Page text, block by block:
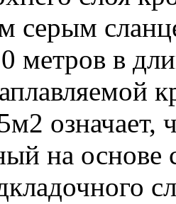
серым
метров в
означает,
на основе